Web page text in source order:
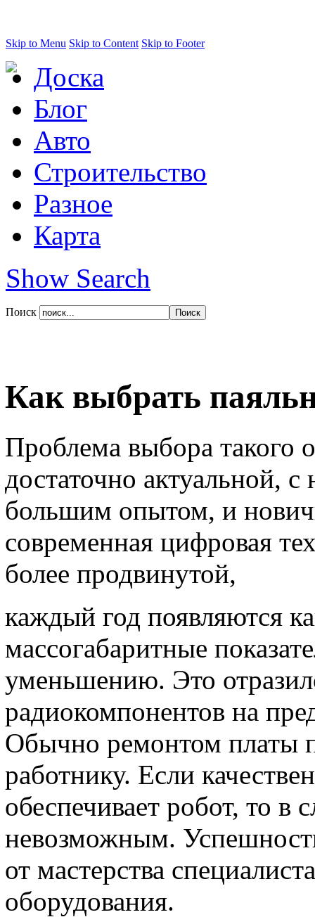
Skip to Menu Skip to Content Skip to Footer
Доска
Блог
Авто
Строительство
Разное
Карта
Show Search
Поиск
Как выбрать
Проблема выбора такого
достаточно актуальной,
большим опытом, и
современная цифровая
более продвинутой,
каждый год появляются
массогабаритные
уменьшению. Это
радиокомпонентов на
Обычно ремонтом платы
работнику. Если
обеспечивает робот, то в
невозможным.
от мастерства
оборудования.